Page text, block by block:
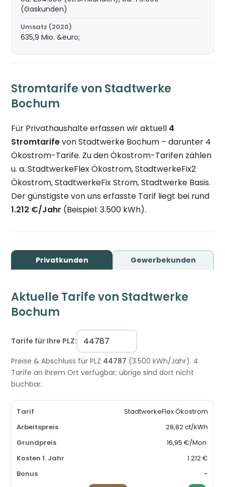
(Gaskunden)
Umsatz (2020)
635,9 Mio. &euro;
Stromtarife von Stadtwerke
Bochum
Für Privathaushalte erfassen wir aktuell 4
Stromtarifevon Stadtwerke Bochum – darunter 4
Ökostrom-Tarife. Zu den Ökostrom-Tarifen zählen
u. a. StadtwerkeFlex Ökostrom, StadtwerkeFix2
Ökostrom, StadtwerkeFix Strom, Stadtwerke Basis.
Der günstigste von uns erfasste Tarif liegt bei rund
1.212 €/Jahr (Beispiel: 3.500 kWh).
Privatkunden Gewerbekunden
Aktuelle Tarife von Stadtwerke
Bochum
Tarife für Ihre PLZ:
Preise & Abschluss für PLZ 44787 (3.500 kWh/Jahr). 4
Tarife an Ihrem Ort verfügbar; übrige sind dort nicht
buchbar.
StadtwerkeFlex Ökostrom
28,82 ct/kWh
16,95 €/Mon.
1.212 €
–